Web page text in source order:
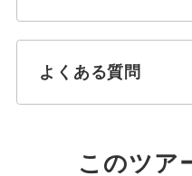
よくある質問
このツア